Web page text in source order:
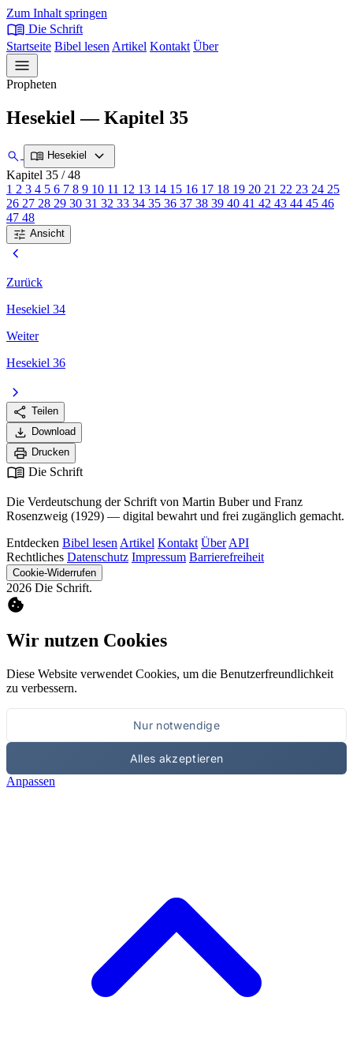
Zum Inhalt springen
menu_book Die Schrift
Startseite Bibel lesen Artikel Kontakt Über
menu
Propheten
Hesekiel — Kapitel 35
search menu_book Hesekiel expand_more
Kapitel 35 / 48
1 2 3 4 5 6 7 8 9 10 11 12 13 14 15 16 17 18 19 20 21 22 23 24 25
26 27 28 29 30 31 32 33 34 35 36 37 38 39 40 41 42 43 44 45 46
47 48
tune Ansicht
chevron_left
Zurück
Hesekiel 34
Weiter
Hesekiel 36
chevron_right
share Teilen
download Download
print Drucken
menu_book Die Schrift
Die Verdeutschung der Schrift von Martin Buber und Franz
Rosenzweig (1929) — digital bewahrt und frei zugänglich gemacht.
Entdecken Bibel lesen Artikel Kontakt Über API
Rechtliches Datenschutz Impressum Barrierefreiheit
Cookie-Widerrufen
2026 Die Schrift.
cookie
Wir nutzen Cookies
Diese Website verwendet Cookies, um die Benutzerfreundlichkeit
zu verbessern.
Nur notwendige
Alles akzeptieren
Anpassen